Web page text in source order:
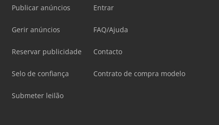
Publicar anúncios
Gerir anúncios
Reservar publicidade
Selo de confiança
Submeter leilão
Entrar
FAQ/Ajuda
Contacto
Contrato de compra modelo